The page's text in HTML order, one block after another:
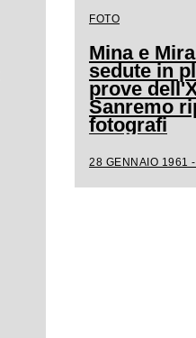
FOTO
Mina e
sedute in
prove
Sanremo
fotografi
28 GENNAIO 1961